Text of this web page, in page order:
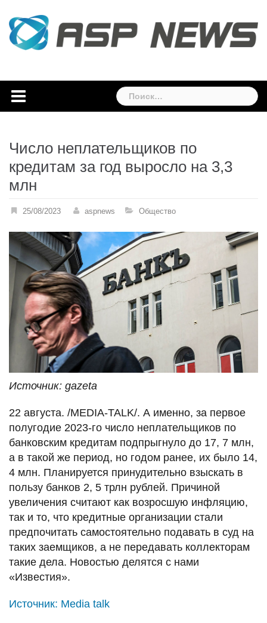
content
Найти:
Число неплательщиков по
кредитам за год выросло на 3,3
млн
25/08/2023 aspnews Общество
Источник: gazeta
22 августа. /MEDIA-TALK/. А именно, за первое
полугодие 2023-го число неплательщиков по
банковским кредитам подпрыгнуло до 17, 7 млн,
а в такой же период, но годом ранее, их было 14,
4 млн. Планируется принудительно взыскать в
пользу банков 2, 5 трлн рублей. Причиной
увеличения считают как возросшую инфляцию,
так и то, что кредитные организации стали
предпочитать самостоятельно подавать в суд на
таких заемщиков, а не передавать коллекторам
такие дела. Новостью делятся с нами
«Известия».
Источник: Media talk